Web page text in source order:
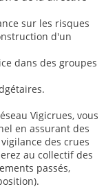
sur les risques
d'un
dans des groupes
Vigicrues, vous
en assurant des
des crues
au collectif des
passés,